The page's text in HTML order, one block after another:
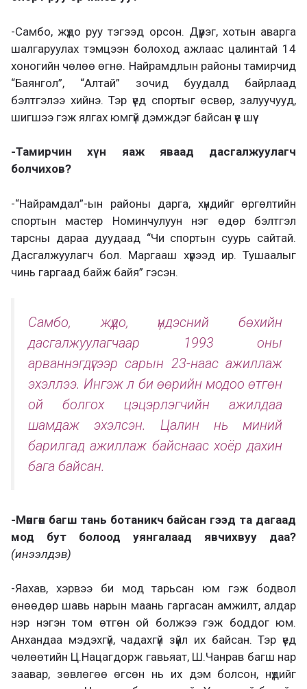
-Самбо, жүдо руу тэгээд орсон. Дүүрэг, хотын аварга
шалгаруулах тэмцээн болоход ажлаас цалинтай 14
хоногийн чөлөө өгнө. Найрамдлын районы тамирчид
“Баянгол”, “Алтай” зочид буудалд байрлаад
бэлтгэлээ хийнэ. Тэр үед спортыг өсвөр, залуучууд,
шигшээ гэж ялгах юмгүй дэмждэг байсан үе шүү.
-Тамирчин хүн яаж яваад дасгалжуулагч
болчихов?
-“Найрамдал”-ын районы дарга, хүндийг өргөлтийн
спортын мастер Номинчулуун нэг өдөр бэлтгэл
тарсны дараа дуудаад “Чи спортын суурь сайтай.
Дасгалжуулагч бол. Маргааш хүрээд ир. Тушаалыг
чинь гаргаад байж байя” гэсэн.
Самбо, жүдо, үндэсний бөхийн
дасгалжуулагчаар 1993 оны
арваннэгдүгээр сарын 23-наас ажиллаж
эхэллээ. Ингэж л би өөрийн модоо өтгөн
ой болгох цэцэрлэгчийн ажилдаа
шамдаж эхэлсэн. Цалин нь миний
барилгад ажиллаж байснаас хоёр дахин
бага байсан.
-Мөнгөн багш тань ботаникч байсан гээд та дагаад
мод бут болоод уянгалаад явчихвуу даа?
(инээлдэв)
-Яахав, хэрвээ би мод тарьсан юм гэж бодвол
өнөөдөр шавь нарын маань гаргасан амжилт, алдар
нэр нэгэн том өтгөн ой болжээ гэж боддог юм.
Анхандаа мэдэхгүй, чадахгүй зүйл их байсан. Тэр үед
чөлөөтийн Ц.Нацагдорж гавьяат, Ш.Чанрав багш нар
заавар, зөвлөгөө өгсөн нь их дэм болсон, нүдийг